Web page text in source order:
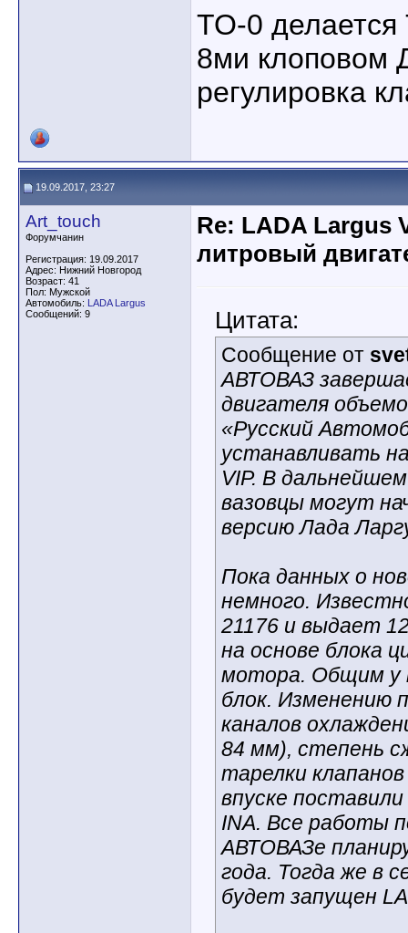
ТО-0
8ми клоповом
регулировка
19.09.2017, 23:27
Art_touch
Форумчанин
Регистрация: 19.09.2017
Адрес: Нижний Новгород
Возраст: 41
Пол: Мужской
Автомобиль: LADA Largus
Сообщений: 9
Re: LADA Largus
литровый
Цитата:
Сообщение от
АВТОВАЗ
двигателя
«Русский
устанавливать
VIP. В
вазовцы могут
версию Лада
Пока данных о
немного.
21176 и выдает
на основе блока
мотора. Общим у
блок. Изменению
каналов
84 мм), степень
тарелки
впуске
INA. Все работы
АВТОВАЗе
года. Тогда же в
будет запущен